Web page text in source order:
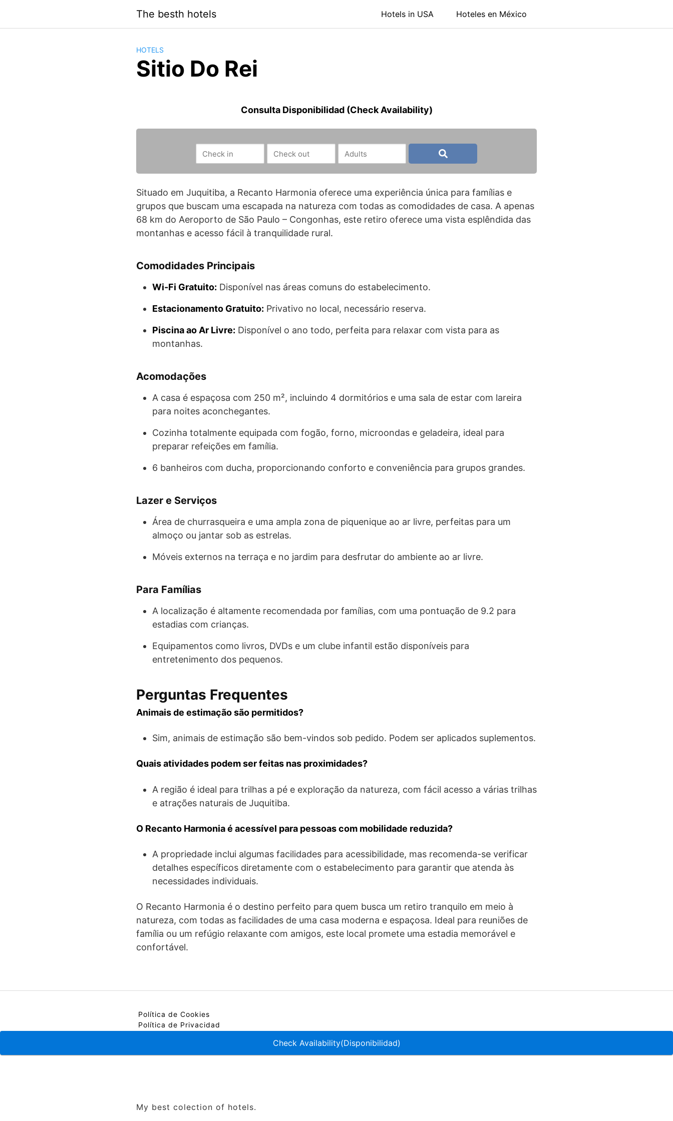
contenido
The besth hotels Hotels in USA Hoteles en México
HOTELS
Sitio Do Rei
Consulta Disponibilidad (Check Availability)
Situado em Juquitiba, a Recanto Harmonia oferece uma experiência única para famílias e
grupos que buscam uma escapada na natureza com todas as comodidades de casa. A apenas
68 km do Aeroporto de São Paulo – Congonhas, este retiro oferece uma vista esplêndida das
montanhas e acesso fácil à tranquilidade rural.
Comodidades Principais
Wi-Fi Gratuito: Disponível nas áreas comuns do estabelecimento.
Estacionamento Gratuito: Privativo no local, necessário reserva.
Piscina ao Ar Livre: Disponível o ano todo, perfeita para relaxar com vista para as
montanhas.
Acomodações
A casa é espaçosa com 250 m², incluindo 4 dormitórios e uma sala de estar com lareira
para noites aconchegantes.
Cozinha totalmente equipada com fogão, forno, microondas e geladeira, ideal para
preparar refeições em família.
6 banheiros com ducha, proporcionando conforto e conveniência para grupos grandes.
Lazer e Serviços
Área de churrasqueira e uma ampla zona de piquenique ao ar livre, perfeitas para um
almoço ou jantar sob as estrelas.
Móveis externos na terraça e no jardim para desfrutar do ambiente ao ar livre.
Para Famílias
A localização é altamente recomendada por famílias, com uma pontuação de 9.2 para
estadias com crianças.
Equipamentos como livros, DVDs e um clube infantil estão disponíveis para
entretenimento dos pequenos.
Perguntas Frequentes
Animais de estimação são permitidos?
Sim, animais de estimação são bem-vindos sob pedido. Podem ser aplicados suplementos.
Quais atividades podem ser feitas nas proximidades?
A região é ideal para trilhas a pé e exploração da natureza, com fácil acesso a várias trilhas
e atrações naturais de Juquitiba.
O Recanto Harmonia é acessível para pessoas com mobilidade reduzida?
A propriedade inclui algumas facilidades para acessibilidade, mas recomenda-se verificar
detalhes específicos diretamente com o estabelecimento para garantir que atenda às
necessidades individuais.
O Recanto Harmonia é o destino perfeito para quem busca um retiro tranquilo em meio à
natureza, com todas as facilidades de uma casa moderna e espaçosa. Ideal para reuniões de
família ou um refúgio relaxante com amigos, este local promete uma estadia memorável e
confortável.
Política de Cookies
Política de Privacidad
My best colection of hotels.
Check Availability(Disponibilidad)